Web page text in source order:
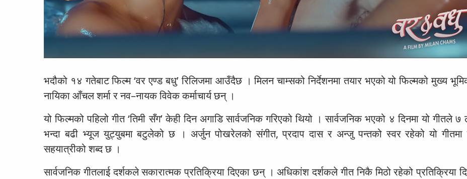
भदौको १४ गतेबाट फिल्म ‘वर एण्ड बधु’ रिलिजमा आउँदैछ । मिलन चाम्सको निर्देशनमा तयार भएको यो फिल्मको मुख्य
नायिका आँचल शर्मा र नव–नायक विवेक कर्माचार्य छन् ।
यो फिल्मको पहिलो गीत ‘तिमी सँग’ केही दिन अगाडि सार्वजनिक गरिएको थियो । सार्वजनिक भएको ४ दिनमा यो गीतले
भन्दा बढी भ्यूज युट्युबमा बटुलेको छ । अर्जुन पोखरेलको संगीत, प्रदाप दास र अन्जु पन्तको स्वर रहेको यो
सहयात्रीको शब्द छ ।
सार्वजनिक गीतलाई दर्शकले सकारात्मक प्रतिक्रिया दिएका छन् । अधिकांश दर्शकले गीत निकै मिठो रहेको प्रतिक्रिया